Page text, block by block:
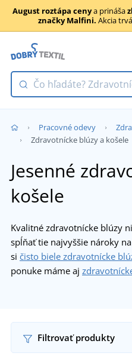
August roztápa cenya prináša
značky Malfini. Akcia
Pracovné odevy
Zdravotnícke blúzy a košele
Jesenné
košele
Kvalitné zdravotnícke blúzy
spĺňať tie najvyššie nároky
si čisto biele zdravotnícke
ponuke máme aj
Filtrovať produkty